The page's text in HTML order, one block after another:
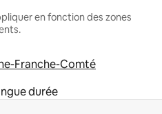
en fonction des zones
Franche-Comté
durée